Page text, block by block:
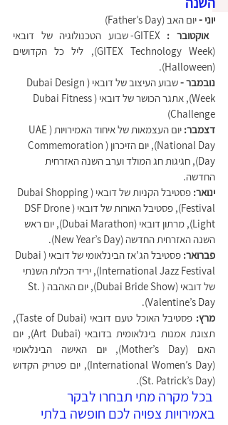
יוני - יום האב (Father’s Day)
אוקטובר :
(Halloween).
נובמבר -
שבוע העיצוב של דובאי (Dubai Design
Week), אתגר הכושר של דובאי (Dubai Fitness
Challenge)
דצמבר:
יום העצמאות של איחוד האמירויות (UAE
National Day), יום הזיכרון (Commemoration
Day), חגיגות חג המולד וערב השנה האזרחית
החדשה.
ינואר:
פסטיבל הקניות של דובאי (Dubai Shopping
Festival), פסטיבל האורות של דובאי (DSF Drone
Light), מרתון דובאי (Dubai Marathon), יום ראש
השנה האזרחית החדשה (New Year’s Day).
פברואר:
פסטיבל הג'אז הבינלאומי של דובאי (Dubai
International Jazz Festival), יריד הכלות השנתי
של דובאי (Dubai Bride Show), יום האהבה (St.
Valentine’s Day).
מרץ:
(St. Patrick’s Day).
בכל מקרה מתי תבחרו לבקר
באמירויות צפויה לכם חופשה בלתי